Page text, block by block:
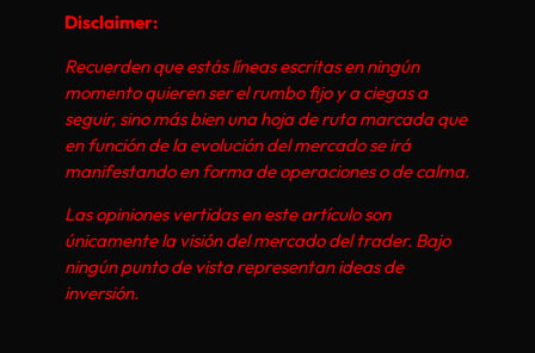
Disclaimer:
Recuerden que estás líneas escritas en ningún
momento quieren ser el rumbo fijo y a ciegas a
seguir, sino más bien una hoja de ruta marcada que
en función de la evolución del mercado se irá
manifestando en forma de operaciones o de calma.
Las opiniones vertidas en este artículo son
únicamente la visión del mercado del trader. Bajo
ningún punto de vista representan ideas de
inversión.